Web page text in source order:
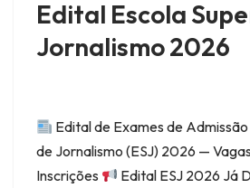
Edital Escola
Jornalismo 2026
Edital de Exames de
de Jornalismo (ESJ) 2026 —
Inscrições
Edital ESJ 2026 Já